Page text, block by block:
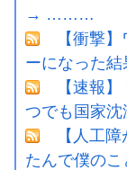
→ ………
【衝撃
ーになった
【速報
つでも国家沈
【人工
たんで僕の